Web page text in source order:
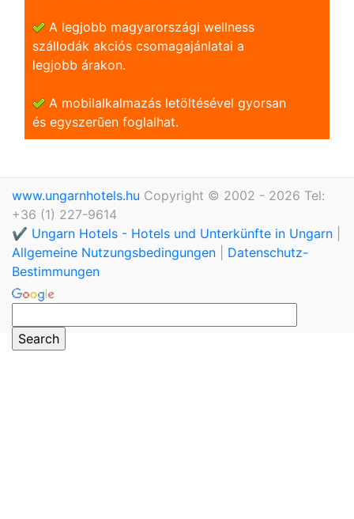
A legjobb magyarországi wellness
szállodák akciós csomagajánlatai a
legjobb árakon.
A mobilalkalmazás letöltésével gyorsan
és egyszerũen foglalhat.
www.ungarnhotels.hu Copyright © 2002 - 2026 Tel:
+36 (1) 227-9614
✔️ Ungarn Hotels - Hotels und Unterkünfte in Ungarn
Allgemeine Nutzungsbedingungen
Datenschutz-
Bestimmungen